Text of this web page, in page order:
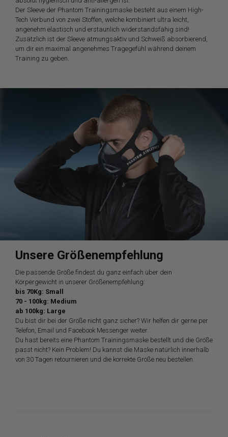
Der Sleeve der Phantom Trainingsmaske besteht aus einem High-
Tech Verbund von zwei Stoffen, welche kombiniert ultra leicht,
angenehm elastisch und erstaunlich widerstandsfähig sind!
Zusätzlich ist der Sleeve atmungsaktiv und Schweiß absorbierend,
um dir ein maximal angenehmes Tragegefühl während deinem
Training zu geben.
Unsere Größenempfehlung
Die passende Größe findest du ganz einfach über dein
Körpergewicht in unserer Größenempfehlung:
bis 70Kg: Small
70 - 100kg: Medium
ab 100kg: Large
Du bist dir bei der Größe nicht ganz sicher? Wir helfen dir gerne per
Telefon, Email und Facebook Messenger weiter.
Du hast bereits eine Phantom Trainingsmaske bestellt und die Größe
passt nicht? Kein Problem! Du kannst die Maske natürlich innerhalb
von 30 Tagen retournieren und die korrekte Größe neu bestellen.